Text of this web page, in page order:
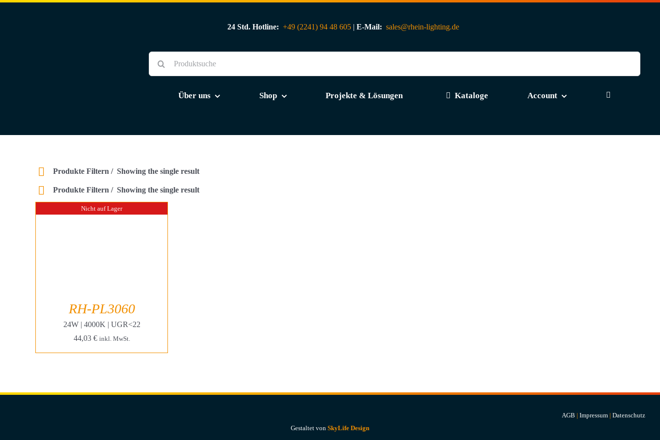
24 Std. Hotline: +49 (2241) 94 48 605 | E-Mail: sales@rhein-lighting.de
Über uns Shop Projekte & Lösungen Kataloge Account
Produkte Filtern Showing the single result
Produkte Filtern Showing the single result
Nicht auf Lager
RH-PL3060
24W | 4000K | UGR<22
44,03 € inkl. MwSt.
AGB | Impressum | Datenschutz
Gestaltet von SkyLife Design